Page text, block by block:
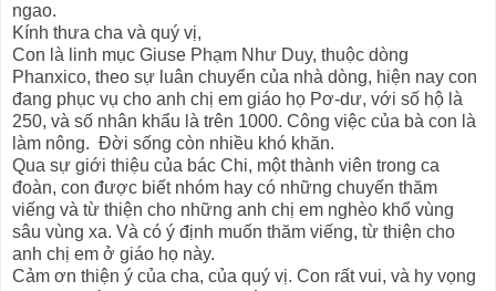
ngao.
Kính thưa cha và quý vị,
Con là linh mục Giuse Phạm Như Duy, thuộc dòng
Phanxico, theo sự luân chuyển của nhà dòng, hiện nay con
đang phục vụ cho anh chị em giáo họ Pơ-dư, với số hộ là
250, và số nhân khẩu là trên 1000. Công việc của bà con là
làm nông. Đời sống còn nhiều khó khăn.
Qua sự giới thiệu của bác Chi, một thành viên trong ca
đoàn, con được biết nhóm hay có những chuyến thăm
viếng và từ thiện cho những anh chị em nghèo khổ vùng
sâu vùng xa. Và có ý định muốn thăm viếng, từ thiện cho
anh chị em ở giáo họ này.
Cảm ơn thiện ý của cha, của quý vị. Con rất vui, và hy vọng